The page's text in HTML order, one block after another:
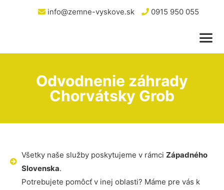
info@zemne-vyskove.sk 0915 950 055
Odvodnenie záhrady
Chorvátsky Grob
Všetky naše služby poskytujeme v rámci Západného
Slovenska.
Potrebujete pomôcť v inej oblasti? Máme pre vás k